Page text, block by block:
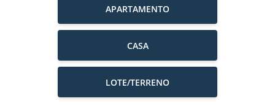
APARTAMENTO
CASA
LOTE/TERRENO